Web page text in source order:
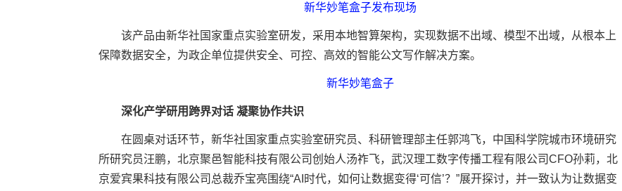
新华妙笔盒子发布现场
该产品由新华社国家重点实验室研发，采用本地智算架构，实现数据不出域、模型不出域，从根本上
保障数据安全，为政企单位提供安全、可控、高效的智能公文写作解决方案。
新华妙笔盒子
深化产学研用跨界对话 凝聚协作共识
在圆桌对话环节，新华社国家重点实验室研究员、科研管理部主任郭鸿飞，中国科学院城市环境研究
所研究员汪鹏，北京聚邑智能科技有限公司创始人汤祚飞，武汉理工数字传播工程有限公司CFO孙莉，北
京爱宾果科技有限公司总裁乔宝亮围绕“AI时代，如何让数据变得‘可信’？”展开探讨，并一致认为让数据变